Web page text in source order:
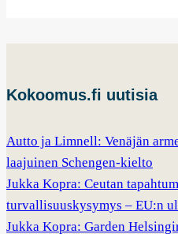
Kokoomus.fi uutisia
Autto ja Limnell: Venäjän
laajuinen Schengen-kielto
Jukka Kopra: Ceutan
turvallisuuskysymys – EU:n
Jukka Kopra: Garden